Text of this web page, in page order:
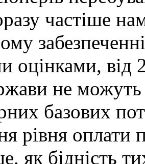
частіше
оцінками, від
не можуть
базових
рівня оплати
як бідність